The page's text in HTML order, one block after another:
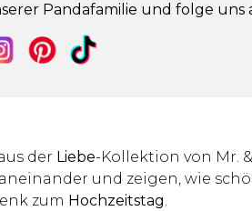
Pandafamilie und folge uns
der Liebe-Kollektion von Mr.
und zeigen, wie
zum Hochzeitstag.